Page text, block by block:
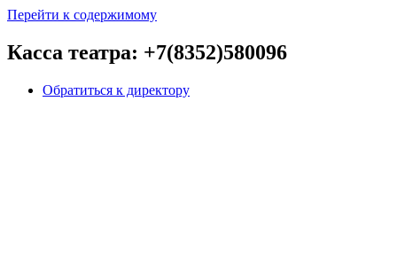
Перейти к содержимому
Касса театра: +7(8352)580096
Обратиться к директору